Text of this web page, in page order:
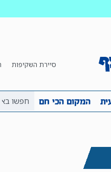
סיירת השקיפות
המקום הכי חם
הכתבות העין השביעית